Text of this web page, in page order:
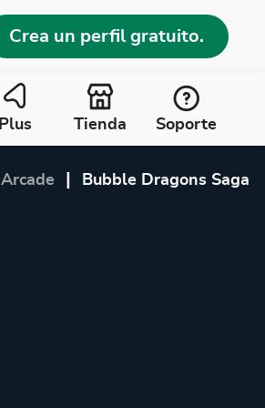
Crea un perfil gratuito.
Plus Tienda Soporte
Arcade Bubble Dragons Saga